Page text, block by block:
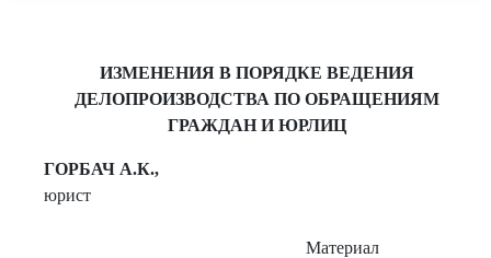
ИЗМЕНЕНИЯ В ПОРЯДКЕ ВЕДЕНИЯ
ДЕЛОПРОИЗВОДСТВА ПО ОБРАЩЕНИЯМ
ГРАЖДАН И ЮРЛИЦ
ГОРБАЧ А.К.,
юрист
Материал